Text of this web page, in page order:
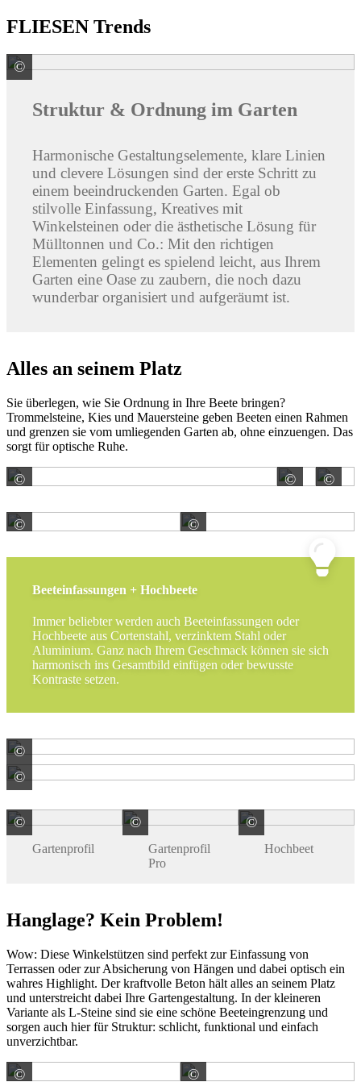
FLIESEN Trends
© KANN GmbH Baustoffwerke
Struktur & Ordnung im Garten
Harmonische Gestaltungselemente, klare Linien
und clevere Lösungen sind der erste Schritt zu
einem beeindruckenden Garten. Egal ob
stilvolle Einfassung, Kreatives mit
Winkelsteinen oder die ästhetische Lösung für
Mülltonnen und Co.: Mit den richtigen
Elementen gelingt es spielend leicht, aus Ihrem
Garten eine Oase zu zaubern, die noch dazu
wunderbar organisiert und aufgeräumt ist.
Alles an seinem Platz
Sie überlegen, wie Sie Ordnung in Ihre Beete bringen?
Trommelsteine, Kies und Mauersteine geben Beeten einen Rahmen
und grenzen sie vom umliegenden Garten ab, ohne einzuengen. Das
sorgt für optische Ruhe.
© © ©
© KANN GmbH Baustoffwerke
©
Beeteinfassungen + Hochbeete
Immer beliebter werden auch Beeteinfassungen oder
Hochbeete aus Cortenstahl, verzinktem Stahl oder
Aluminium. Ganz nach Ihrem Geschmack können sie sich
harmonisch ins Gesamtbild einfügen oder bewusste
Kontraste setzen.
© terra-S
© terra-S
©
terra-S GmbH
Gartenprofil
©
terra-S GmbH
Gartenprofil
Pro
©
terra-S GmbH
Hochbeet
Hanglage? Kein Problem!
Wow: Diese Winkelstützen sind perfekt zur Einfassung von
Terrassen oder zur Absicherung von Hängen und dabei optisch ein
wahres Highlight. Der kraftvolle Beton hält alles an seinem Platz
und unterstreicht dabei Ihre Gartengestaltung. In der kleineren
Variante als L-Steine sind sie eine schöne Beeteingrenzung und
sorgen auch hier für Struktur: schlicht, funktional und einfach
unverzichtbar.
© Gala-Lusit-Betonsteinwerke GmbH
©